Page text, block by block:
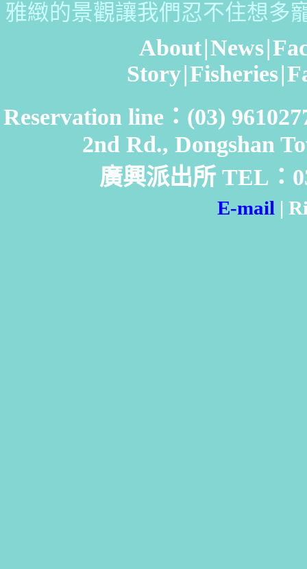
雅緻的景觀讓我們忍不住想多
About|News|
Story|Fisheries|
Reservation line：(03)
2nd Rd., Dongshan
廣興派出所 TEL：
E-mail |